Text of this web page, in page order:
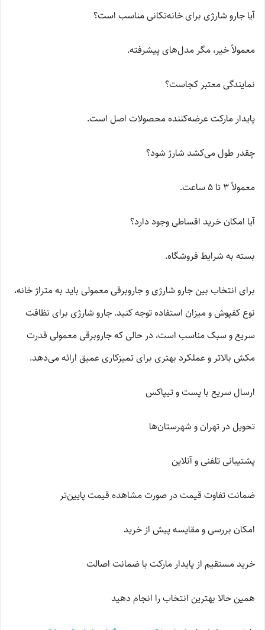
آیا جارو شارژی برای خانه‌تکانی مناسب است؟
معمولاً خیر، مگر مدل‌های پیشرفته.
نمایندگی معتبر کجاست؟
پایدار مارکت عرضه‌کننده محصولات اصل است.
چقدر طول می‌کشد شارژ شود؟
معمولاً 3 تا 5 ساعت.
آیا امکان خرید اقساطی وجود دارد؟
بسته به شرایط فروشگاه.
برای انتخاب بین جارو شارژی و جاروبرقی معمولی باید به متراژ خانه،
نوع کفپوش و میزان استفاده توجه کنید. جارو شارژی برای نظافت
سریع و سبک مناسب است، در حالی که جاروبرقی معمولی قدرت
مکش بالاتر و عملکرد بهتری برای تمیزکاری عمیق ارائه می‌دهد.
ارسال سریع با پست و تیپاکس
تحویل در تهران و شهرستان‌ها
پشتیبانی تلفنی و آنلاین
ضمانت تفاوت قیمت در صورت مشاهده قیمت پایین‌تر
امکان بررسی و مقایسه پیش از خرید
خرید مستقیم از پایدار مارکت با ضمانت اصالت
همین حالا بهترین انتخاب را انجام دهید